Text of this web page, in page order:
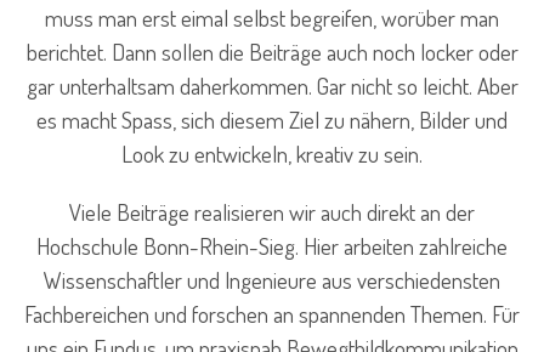
muss man erst eimal selbst begreifen, worüber man
berichtet. Dann sollen die Beiträge auch noch locker oder
gar unterhaltsam daherkommen. Gar nicht so leicht. Aber
es macht Spass, sich diesem Ziel zu nähern, Bilder und
Look zu entwickeln, kreativ zu sein.
Viele Beiträge realisieren wir auch direkt an der
Hochschule Bonn-Rhein-Sieg. Hier arbeiten zahlreiche
Wissenschaftler und Ingenieure aus verschiedensten
Fachbereichen und forschen an spannenden Themen. Für